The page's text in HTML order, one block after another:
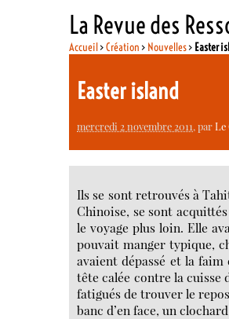
La Revue des
Accueil>Création > Nouvelles> Easter
Easter island
mercredi 2 novembre 2011, parLe
Ils se sont retrouvés à
Chinoise, se sont
le voyage plus loin. Elle
pouvait manger typique,
avaient dépassé et la
tête calée contre la
fatigués de trouver le
banc d’en face, un